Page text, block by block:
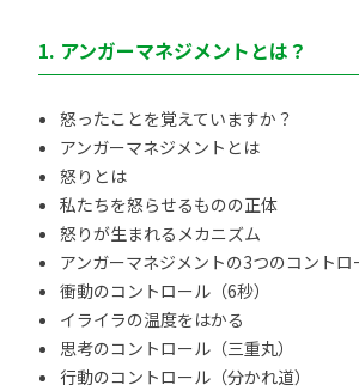
1. アンガーマネジメントとは？
怒ったことを覚えていますか？
アンガーマネジメントとは
怒りとは
私たちを怒らせるものの正体
怒りが生まれるメカニズム
アンガーマネジメントの3つのコントロ
衝動のコントロール（6秒）
イライラの温度をはかる
思考のコントロール（三重丸）
行動のコントロール（分かれ道）